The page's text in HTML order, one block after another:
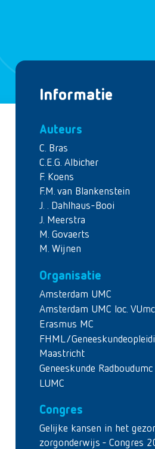
Informatie
Auteurs
C. Bras
C.E.G. Albicher
F. Koens
F.M. van Blankenstein
J. . Dahlhaus-Booi
J. Meerstra
M. Govaerts
M. Wijnen
Organisatie
Amsterdam UMC
Amsterdam UMC loc. VUmc
Erasmus MC
FHML/
Maastricht
Geneeskunde
LUMC
Congres
Gelijke kansen in het
zorgonderwijs - Congres